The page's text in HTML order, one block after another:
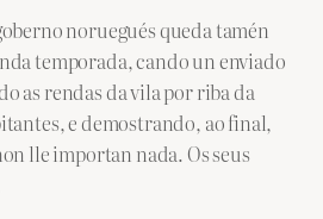
noruegués queda tamén
temporada, cando un enviado
as rendas da vila por riba da
e demostrando, ao final,
lle importan nada. Os seus